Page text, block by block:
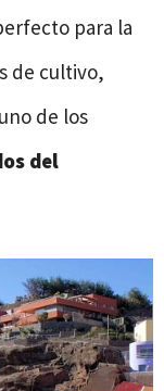
para la
de cultivo,
de los
del